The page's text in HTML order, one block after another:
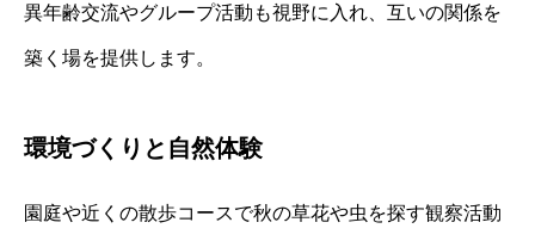
異年齢交流やグループ活動も視野に入れ、互いの関係を
築く場を提供します。
環境づくりと自然体験
園庭や近くの散歩コースで秋の草花や虫を探す観察活動